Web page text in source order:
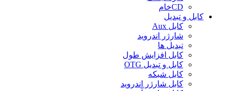
CDخام
کابل و تبدیل
کابل Aux
شارژر اندروید
تبدیل ها
کابل افزایش طول
کابل و تبدیل OTG
کابل شبکه
کابل شارژر اندروید